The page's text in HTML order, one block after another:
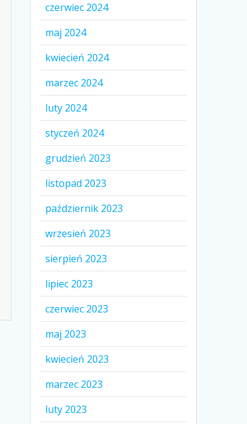
czerwiec 2024
maj 2024
kwiecień 2024
marzec 2024
luty 2024
styczeń 2024
grudzień 2023
listopad 2023
październik 2023
wrzesień 2023
sierpień 2023
lipiec 2023
czerwiec 2023
maj 2023
kwiecień 2023
marzec 2023
luty 2023